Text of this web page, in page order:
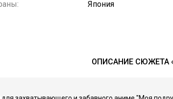
Япония
ОПИСАНИЕ СЮЖЕТА